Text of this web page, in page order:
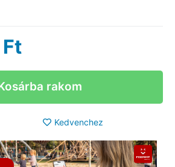
Ft
rakom
Kedvenchez